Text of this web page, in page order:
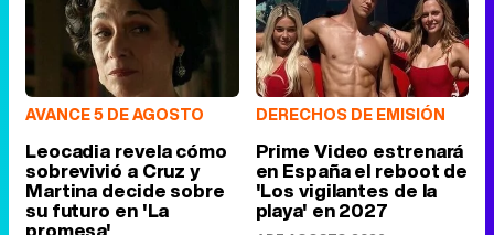
AVANCE 5 DE AGOSTO
Leocadia revela cómo
sobrevivió a Cruz y
Martina decide sobre
su futuro en 'La
DERECHOS DE EMISIÓN
Prime Video estrenará
en España el reboot de
'Los vigilantes de la
playa' en 2027